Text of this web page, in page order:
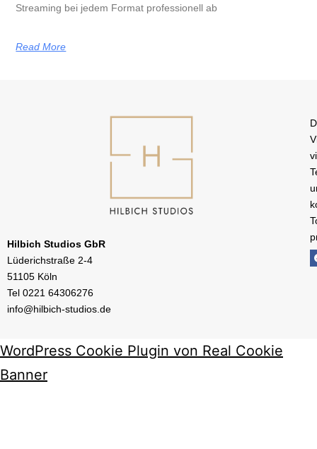
Streaming bei jedem Format professionell ab
Read More
Hilbich Studios GbR
Lüderichstraße 2-4
51105 Köln
Tel 0221 64306276
info@hilbich-studios.de
WordPress Cookie Plugin von Real Cookie
Banner